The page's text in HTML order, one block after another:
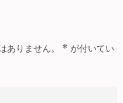
ありません。 * が付いてい